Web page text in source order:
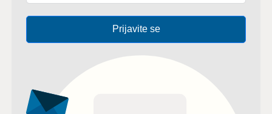
Prijavite se